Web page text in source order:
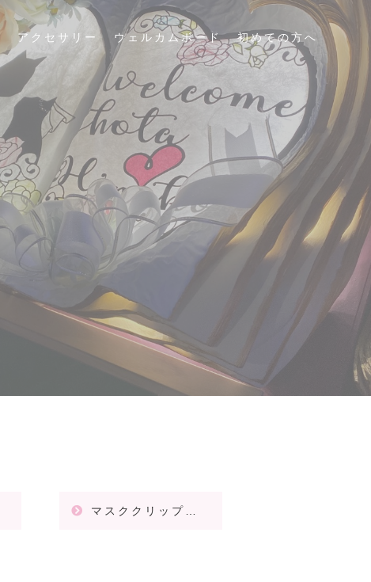
アクセサリー ウェルカムボード 初めての方へ
マスククリップアクセサリー